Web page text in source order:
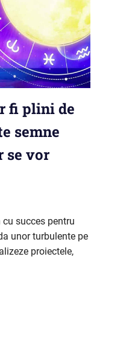
fi plini de
semne
se vor
succes pentru
unor turbulente pe
proiectele,